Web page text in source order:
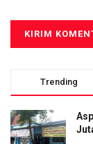
Trending